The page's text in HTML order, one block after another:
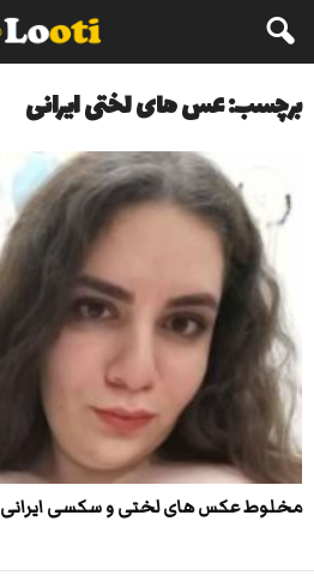
برچسب: عس های لختی ایرانی
مخلوط عکس های لختی و سکسی ایرانی